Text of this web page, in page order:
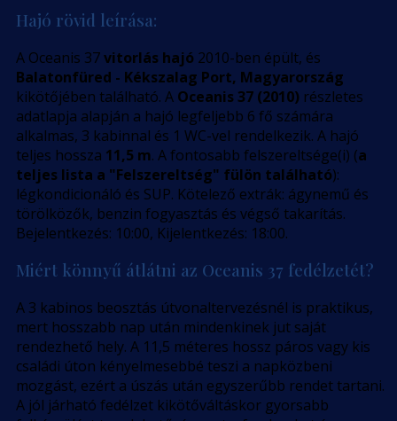
Hajó rövid leírása:
A Oceanis 37vitorlás hajó 2010-ben épült, és
Balatonfüred - Kékszalag Port, Magyarország
kikötőjében található. A Oceanis 37 (2010) részletes
adatlapja alapján a hajó legfeljebb 6 fő számára
alkalmas, 3 kabinnal és 1 WC-vel rendelkezik. A hajó
teljes hossza 11,5 m. A fontosabb felszereltsége(i) (a
teljes lista a "Felszereltség" fülön található):
légkondicionáló és SUP. Kötelező extrák: ágynemű és
törölközők, benzin fogyasztás és végső takarítás.
Bejelentkezés: 10:00, Kijelentkezés: 18:00.
Miért könnyű átlátni az Oceanis 37 fedélzetét?
A 3 kabinos beosztás útvonaltervezésnél is praktikus,
mert hosszabb nap után mindenkinek jut saját
rendezhető hely. A 11,5 méteres hossz páros vagy kis
családi úton kényelmesebbé teszi a napközbeni
mozgást, ezért a úszás után egyszerűbb rendet tartani.
A jól járható fedélzet kikötőváltáskor gyorsabb